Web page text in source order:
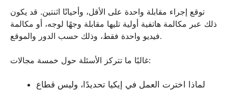
توقع إجراء مقابلة واحدة على الأقل، وأحيانًا اثنتين. قد يكون
ذلك عبر مكالمة هاتفية أولية تليها مقابلة وجهًا لوجه، أو مكالمة
فيديو واحدة فقط، وذلك حسب الدور والموقع.
غالبًا ما تتركز الأسئلة حول خمسة مجالات:
لماذا اخترت العمل في إيكيا تحديدًا، وليس قطاع